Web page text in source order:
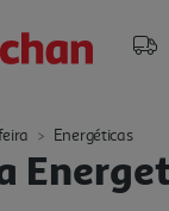
Energéticas